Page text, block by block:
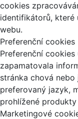
cookies
identifikátorů, které
webu.
Preferenční cookies
Preferenční
zapamatovala
stránka chová
preferovaný jazyk,
prohlížené
Marketingové